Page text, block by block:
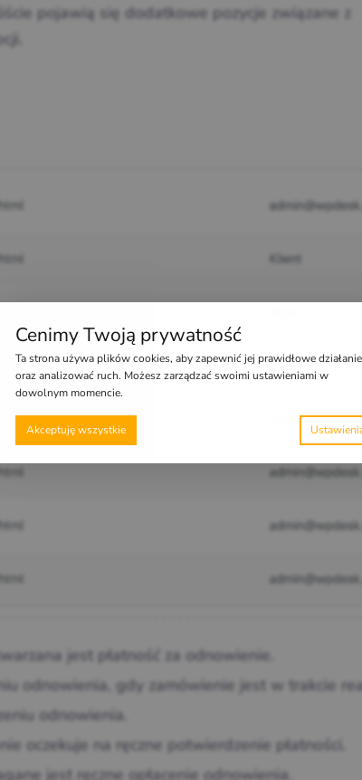
pojawią się dodatkowe pozycje związane z
jest płatność za odnowienie.
odnowienia, gdy zamówienie jest w trakcie
odnowienia.
oczekuje na ręczne potwierdzenie płatności.
jest ręczne opłacenie odnowienia.
Cenimy Twoją prywatność
Ta strona używa plików cookies, aby zapewnić jej prawidłowe działanie
oraz analizować ruch. Możesz zarządzać swoimi ustawieniami w
dowolnym momencie.
Akceptuję wszystkie